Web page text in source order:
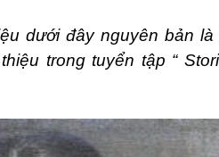
dưới đây nguyên bản là
trong tuyển tập “